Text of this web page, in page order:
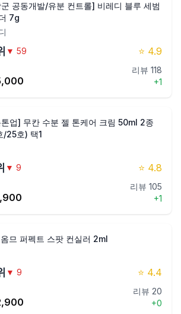
공동개발/유분 컨트롤] 비레디 블루 세범
7g
▼ 59 ⭐ 4.9
리뷰 118
+1
업] 무칸 수분 젤 톤케어 크림 50ml 2종
/25호) 택1
▼ 9 ⭐ 4.8
리뷰 105
+1
므 퍼펙트 스팟 컨실러 2ml
▼ 9 ⭐ 4.4
리뷰 20
+0